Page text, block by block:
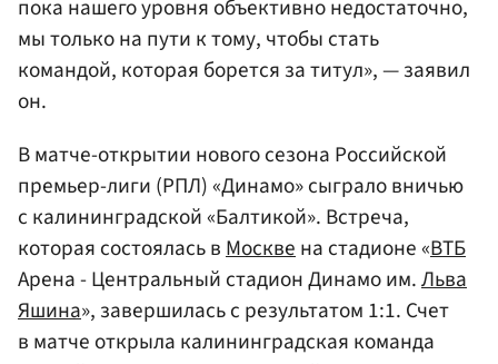
пока нашего уровня объективно недостаточно,
мы только на пути к тому, чтобы стать
командой, которая борется за титул», — заявил
он.
В матче-открытии нового сезона Российской
премьер-лиги (РПЛ) «Динамо» сыграло вничью
с калининградской «Балтикой». Встреча,
которая состоялась в Москве на стадионе «ВТБ
Арена - Центральный стадион Динамо им.Льва
Яшина», завершилась с результатом 1:1. Счет
в матче открыла калининградская команда